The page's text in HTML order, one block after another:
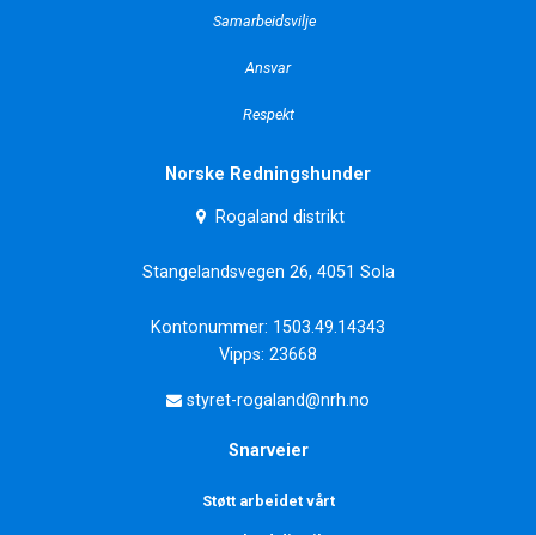
Samarbeidsvilje
Ansvar
Respekt
Norske Redningshunder
Rogaland distrikt
Stangelandsvegen 26, 4051 Sola
Kontonummer: 1503.49.14343
Vipps: 23668
styret-rogaland@nrh.no
Snarveier
Støtt arbeidet vårt